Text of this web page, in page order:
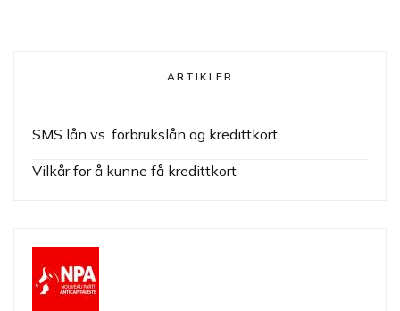
ARTIKLER
SMS lån vs. forbrukslån og kredittkort
Vilkår for å kunne få kredittkort